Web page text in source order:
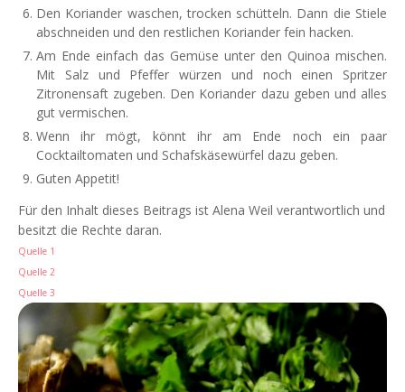
Den Koriander waschen, trocken schütteln. Dann die Stiele
abschneiden und den restlichen Koriander fein hacken.
Am Ende einfach das Gemüse unter den Quinoa mischen.
Mit Salz und Pfeffer würzen und noch einen Spritzer
Zitronensaft zugeben. Den Koriander dazu geben und alles
gut vermischen.
Wenn ihr mögt, könnt ihr am Ende noch ein paar
Cocktailtomaten und Schafskäsewürfel dazu geben.
Guten Appetit!
Für den Inhalt dieses Beitrags ist Alena Weil verantwortlich und
besitzt die Rechte daran.
Quelle 1
Quelle 2
Quelle 3